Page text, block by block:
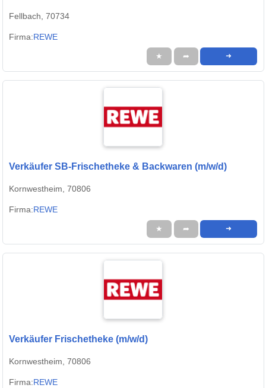
Fellbach, 70734
Firma:REWE
★ ➦ ➜
Verkäufer SB-Frischetheke & Backwaren (m/w/d)
Kornwestheim, 70806
Firma:REWE
★ ➦ ➜
Verkäufer Frischetheke (m/w/d)
Kornwestheim, 70806
Firma:REWE